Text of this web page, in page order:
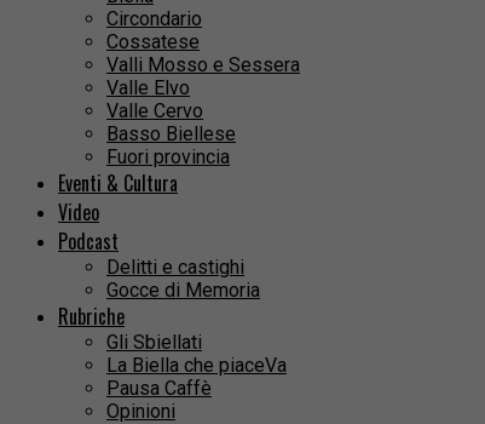
Circondario
Cossatese
Valli Mosso e Sessera
Valle Elvo
Valle Cervo
Basso Biellese
Fuori provincia
Eventi & Cultura
Video
Podcast
Delitti e castighi
Gocce di Memoria
Rubriche
Gli Sbiellati
La Biella che piaceVa
Pausa Caffè
Opinioni